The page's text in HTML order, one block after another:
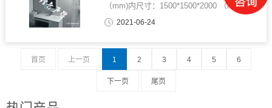
（mm)内尺寸：1500*1500*2000 （mm)2间
要求：测听室内小于25分贝，符合GB-16403
2021-06-24
首页 上一页 1 2 3 4 5 6
下一页 尾页